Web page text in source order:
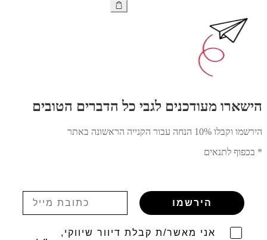
אחסון
הישארו מעודכנים לגבי כל הדברים הטובים
הירשמו וקבלו 10% הנחה עבור הקנייה הראשונה באתר
* בכפוף לתנאים
הירשמו
אני מאשר/ת קבלת דיוור שיווקי,